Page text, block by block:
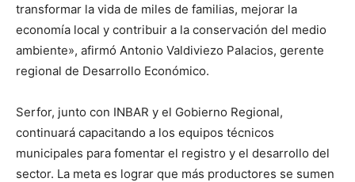
transformar la vida de miles de familias, mejorar la
economía local y contribuir a la conservación del medio
ambiente», afirmó Antonio Valdiviezo Palacios, gerente
regional de Desarrollo Económico.
Serfor, junto con INBAR y el Gobierno Regional,
continuará capacitando a los equipos técnicos
municipales para fomentar el registro y el desarrollo del
sector. La meta es lograr que más productores se sumen